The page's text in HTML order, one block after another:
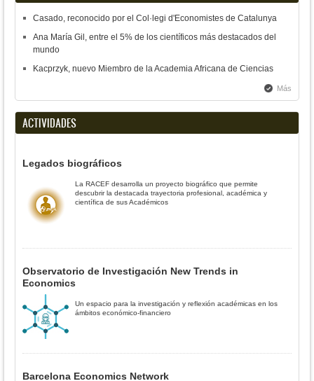
Casado, reconocido por el Col·legi d'Economistes de Catalunya
Ana María Gil, entre el 5% de los científicos más destacados del
mundo
Kacprzyk, nuevo Miembro de la Academia Africana de Ciencias
Más
ACTIVIDADES
Legados biográficos
La RACEF desarrolla un proyecto biográfico que permite
descubrir la destacada trayectoria profesional, académica y
científica de sus Académicos
Observatorio de Investigación New Trends in
Economics
Un espacio para la investigación y reflexión académicas en los
ámbitos económico-financiero
Barcelona Economics Network